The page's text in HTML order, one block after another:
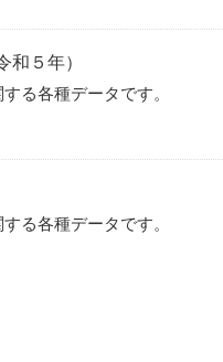
和５年）
る各種データです。
る各種データです。